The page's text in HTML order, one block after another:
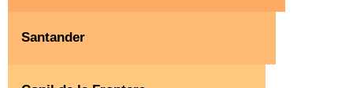
Santander